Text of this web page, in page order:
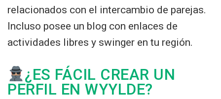
relacionados con el intercambio de parejas.
Incluso posee un blog con enlaces de
actividades libres y swinger en tu región.
¿ES FÁCIL CREAR UN
PERFIL EN WYYLDE?